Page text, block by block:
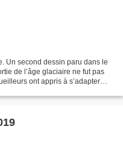
Un second dessin paru dans le
de l’âge glaciaire ne fut pas
ont appris à s’adapter